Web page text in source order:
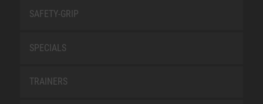
SAFETY-GRIP
SPECIALS
TRAINERS